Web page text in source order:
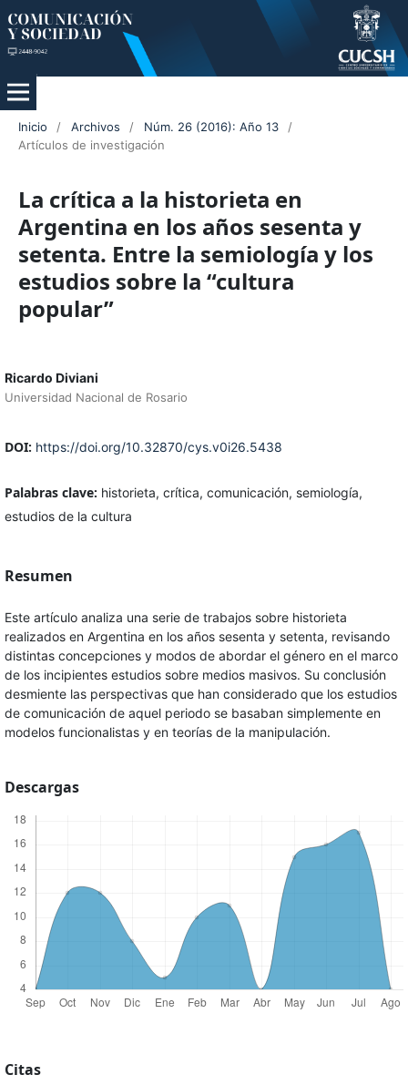
Inicio / Archivos / Núm. 26 (2016): Año 13
/
Artículos de investigación
La crítica a la historieta en
Argentina en los años sesenta y
setenta. Entre la semiología y los
estudios sobre la “cultura
popular”
Ricardo Diviani
Universidad Nacional de Rosario
DOI: https://doi.org/10.32870/cys.v0i26.5438
Palabras clave: historieta, crítica, comunicación, semiología,
estudios de la cultura
Resumen
Este artículo analiza una serie de trabajos sobre historieta
realizados en Argentina en los años sesenta y setenta, revisando
distintas concepciones y modos de abordar el género en el marco
de los incipientes estudios sobre medios masivos. Su conclusión
desmiente las perspectivas que han considerado que los estudios
de comunicación de aquel periodo se basaban simplemente en
modelos funcionalistas y en teorías de la manipulación.
Descargas
Citas